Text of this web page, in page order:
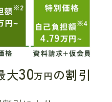
大30万円 の割引